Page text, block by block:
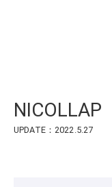
NICOLLAP
UPDATE：2022.5.27